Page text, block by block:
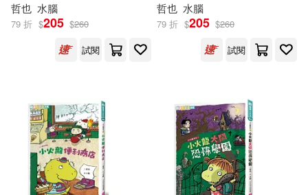
（日）柿谷哲也(3)
(日) 譽田哲也著(2)
BIRDSTORY(2)
一起來出版(3)
北京科學技術出版社(3)
方智(3) 朝日新聞出版(3)
漫遊者文化(3)
免費電子書(1)
現在可購買商品(338)
作者/演唱/譯/編/繪(599)
哲也 水腦
79 折 $205 $260
試閱
哲也 水腦
79 折 $205 $260
試閱